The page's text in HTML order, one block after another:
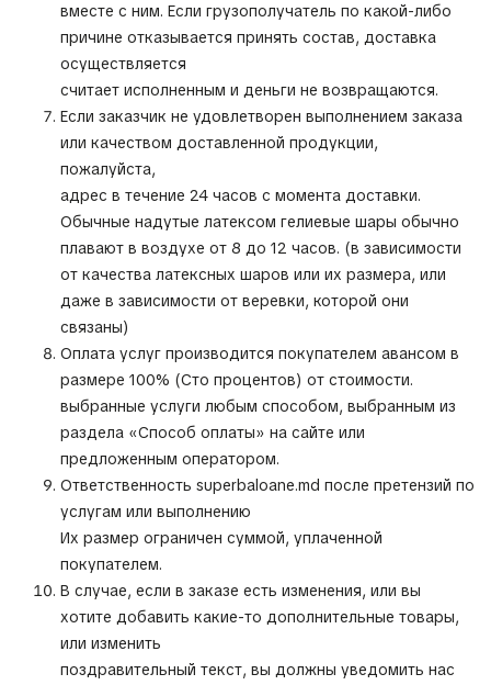
вместе с ним. Если грузополучатель по какой-либо
причине отказывается принять состав, доставка
осуществляется
считает исполненным и деньги не возвращаются.
Если заказчик не удовлетворен выполнением заказа
или качеством доставленной продукции,
пожалуйста,
адрес в течение 24 часов с момента доставки.
Обычные надутые латексом гелиевые шары обычно
плавают в воздухе от 8 до 12 часов. (в зависимости
от качества латексных шаров или их размера, или
даже в зависимости от веревки, которой они
связаны)
Оплата услуг производится покупателем авансом в
размере 100% (Сто процентов) от стоимости.
выбранные услуги любым способом, выбранным из
раздела «Способ оплаты» на сайте или
предложенным оператором.
Ответственность superbaloane.md после претензий по
услугам или выполнению
Их размер ограничен суммой, уплаченной
покупателем.
В случае, если в заказе есть изменения, или вы
хотите добавить какие-то дополнительные товары,
или изменить
поздравительный текст, вы должны уведомить нас